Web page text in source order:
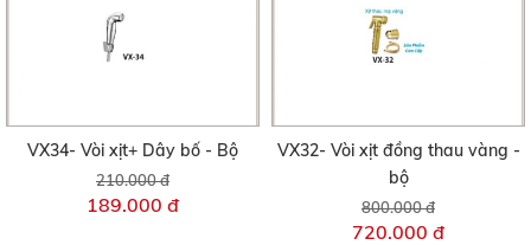
VX34- Vòi xịt+ Dây bố - Bộ
210.000 đ
189.000 đ
VX32- Vòi xịt đồng thau vàng -
bộ
800.000 đ
720.000 đ